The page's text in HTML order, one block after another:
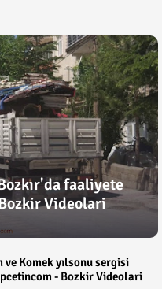
faaliyete
Videolari
ve Komek yılsonu sergisi
- Bozkir Videolari